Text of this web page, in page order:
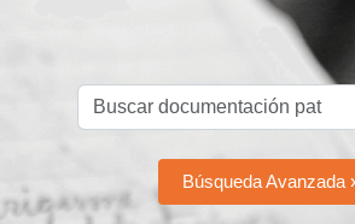
Búsqueda Avanzada